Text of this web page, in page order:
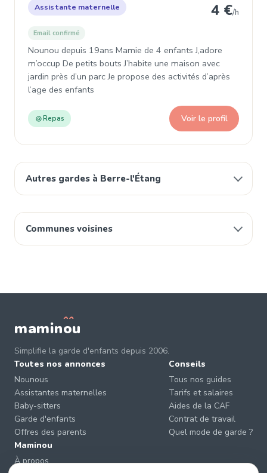
Autres gardes à Berre-l'Étang
Communes voisines
Assistante maternelle 4 €/h
Email confirmé
Nounou depuis 19ans Mamie de 4 enfants J,adore
m’occup De petits bouts J’habite une maison avec
jardin près d’un parc Je propose des activités d’après
l’age des enfants
Repas Voir le profil
maminou
Simplifie la garde d'enfants depuis 2006.
Toutes nos annonces
Nounous
Assistantes maternelles
Baby-sitters
Garde d'enfants
Offres des parents
Conseils
Tous nos guides
Tarifs et salaires
Aides de la CAF
Contrat de travail
Quel mode de garde ?
Maminou
À propos